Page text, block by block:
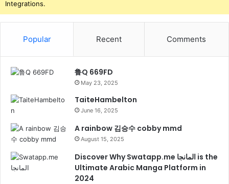
Integrations.
Popular Recent Comments
鲁Q 669FD
May 23, 2025
TaiteHambelton
June 16, 2025
A rainbow 김승수 cobby mmd
August 15, 2025
Discover Why Swatapp.me المانجا is the
Ultimate Arabic Manga Platform in
2024